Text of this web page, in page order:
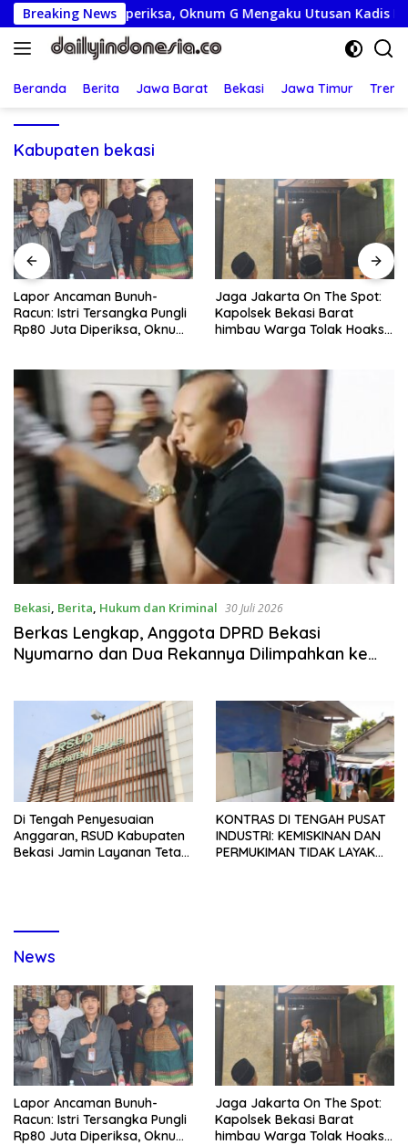
Langsung
ke
konten
Breaking News
Juta Diperiksa, Oknum G Mengaku Utusan Kadis
Beranda Berita Jawa Barat Bekasi Jawa Timur
Kabupaten bekasi
Jaga Jakarta On The Spot:
Kapolsek Bekasi Barat
himbau Warga Tolak Hoaks
Lepas Kontingen Jamnas XII,
Wabup Syah Minta Pramuka
Harumkan Nama Trenggalek
Bekasi, Berita, Hukum dan Kriminal 30 Juli 2026
Berkas Lengkap, Anggota DPRD Bekasi
Nyumarno dan Dua Rekannya Dilimpahkan ke
Di Tengah Penyesuaian
Anggaran, RSUD Kabupaten
Bekasi Jamin Layanan Tetap
KONTRAS DI TENGAH PUSAT
INDUSTRI: KEMISKINAN DAN
PERMUKIMAN TIDAK LAYAK
News
Lapor Ancaman Bunuh-
Racun: Istri Tersangka Pungli
Rp80 Juta Diperiksa, Oknum
Jaga Jakarta On The Spot:
Kapolsek Bekasi Barat
himbau Warga Tolak Hoaks